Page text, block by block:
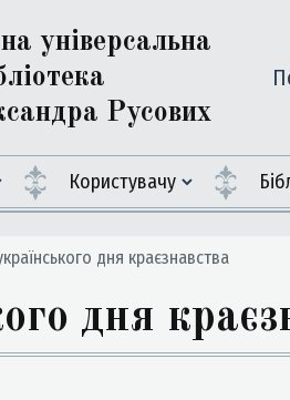
універсальна
Русових
Користувачу
дня краєзнавства
дня